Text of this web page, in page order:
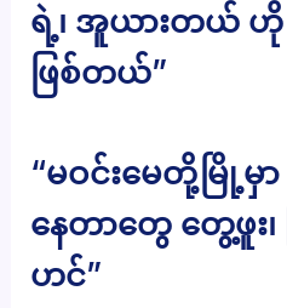
ရဲ့၊ အူယားတယ်
ဖြစ်တယ်”
“မဝင်းမေတို့မြို့
နေတာတွေ တွေ့ဖူး၊
ဟင်”